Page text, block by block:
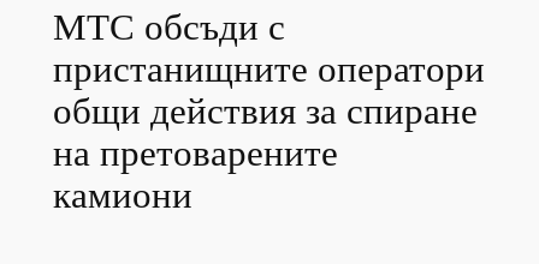
МТС обсъди с
пристанищните оператори
общи действия за спиране
на претоварените
камиони